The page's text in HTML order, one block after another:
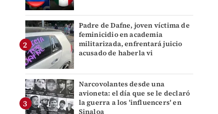
Padre de Dafne, joven víctima de
feminicidio en academia
militarizada, enfrentará juicio
acusado de haberla vi
Narcovolantes desde una
avioneta: el día que se le declaró
la guerra a los 'influencers' en
Sinaloa